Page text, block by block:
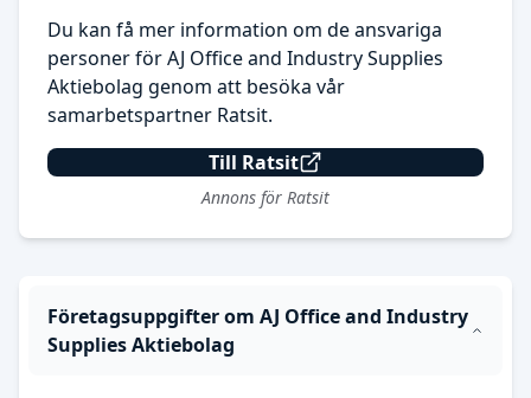
Du kan få mer information om de ansvariga
personer för AJ Office and Industry Supplies
Aktiebolag genom att besöka vår
samarbetspartner Ratsit.
Till Ratsit
Annons för Ratsit
Företagsuppgifter om AJ Office and Industry
Supplies Aktiebolag